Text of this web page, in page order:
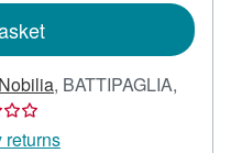
, BATTIPAGLIA,
returns